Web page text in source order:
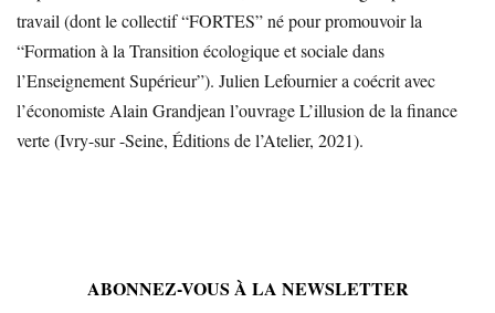
travail (dont le collectif “FORTES” né pour promouvoir la
“Formation à la Transition écologique et sociale dans
l’Enseignement Supérieur”). Julien Lefournier a coécrit avec
l’économiste Alain Grandjean l’ouvrage L’illusion de la finance
verte (Ivry-sur -Seine, Éditions de l’Atelier, 2021).
ABONNEZ-VOUS À LA NEWSLETTER